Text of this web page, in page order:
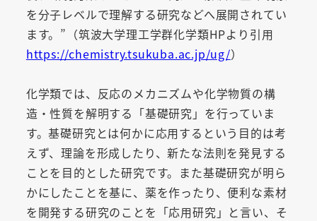
を分子レベルで理解する研究などへ展開されてい
ます。”（筑波大学理工学群化学類HPより引用
https://chemistry.tsukuba.ac.jp/ug/）
化学類では、反応のメカニズムや化学物質の構
造・性質を解明する「基礎研究」を行っていま
す。基礎研究とは何かに応用するという目的は考
えず、理論を形成したり、新たな法則を発見する
ことを目的とした研究です。また基礎研究が明ら
かにしたことを基に、薬を作ったり、便利な素材
を開発する研究のことを「応用研究」と言い、そ